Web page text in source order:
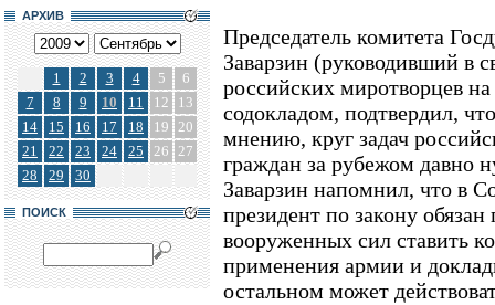
АРХИВ
1 2 3 4 5
6
7
8 9 10 11 12
13
14
15 16 17 18 19 20
21
22 23 24 25 26 27
28
29 30
ПОИСК
Председатель комитета
Заварзин (руководивший в
российских миротворцев
содокладом, подтвердил,
мнению, круг задач
граждан за рубежом давно
Заварзин напомнил, что в
президент по закону
вооруженных сил ставить
применения армии и
остальном может